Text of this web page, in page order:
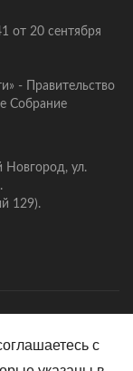
от 20 сентября
- Правительство
Собрание
Новгород, ул.
129).
с